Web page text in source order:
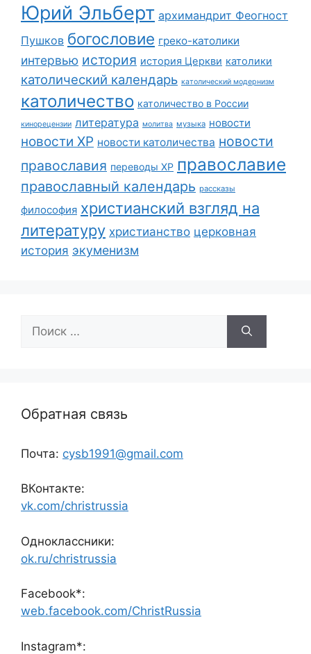
Юрий Эльберт архимандрит Феогност
Пушков богословие греко-католики
интервью история история Церкви католики
католический календарь католический модернизм
католичество католичество в России
кинорецензии литература молитва музыка новости
новости ХР новости католичества новости
православия переводы ХР православие
православный календарь рассказы
философия христианский взгляд на
литературу христианство церковная
история экуменизм
Обратная связь
Почта: cysb1991@gmail.com
ВКонтакте:
vk.com/christrussia
Одноклассники:
ok.ru/christrussia
Facebook*:
web.facebook.com/ChristRussia
Instagram*: